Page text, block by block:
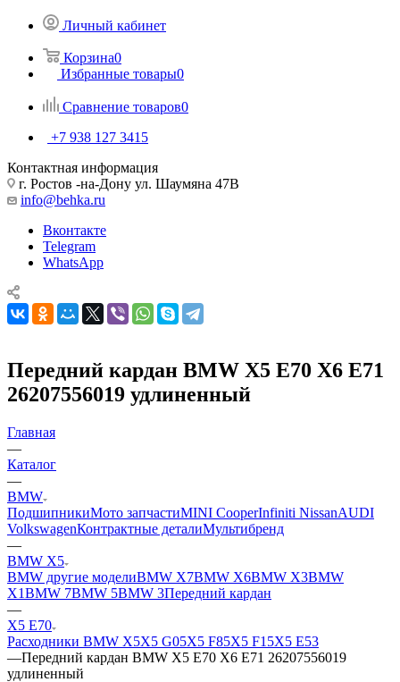
Личный кабинет
Корзина0
Избранные товары0
Сравнение товаров0
+7 938 127 3415
Контактная информация
г. Ростов -на-Дону ул. Шаумяна 47В
info@behka.ru
Вконтакте
Telegram
WhatsApp
Передний кардан BMW X5 E70 X6 E71
26207556019 удлиненный
Главная
—
Каталог
—
BMW
ПодшипникиМото запчастиMINI CooperInfiniti NissanAUDI
VolkswagenКонтрактные деталиМультибренд
—
BMW X5
BMW другие моделиBMW X7BMW X6BMW X3BMW
X1BMW 7BMW 5BMW 3Передний кардан
—
X5 E70
Расходники BMW X5X5 G05X5 F85X5 F15X5 E53
—Передний кардан BMW X5 E70 X6 E71 26207556019
удлиненный